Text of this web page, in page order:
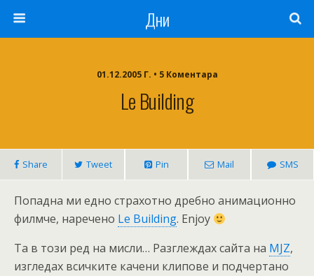
Дни
01.12.2005 Г. • 5 Коментара
Le Building
Share Tweet Pin Mail SMS
Попадна ми едно страхотно дребно анимационно
филмче, наречено Le Building. Enjoy
Та в този ред на мисли… Разглеждах сайта на MJZ,
изгледах всичките качени клипове и подчертано